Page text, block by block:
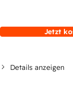
Jetzt
Details anzeigen